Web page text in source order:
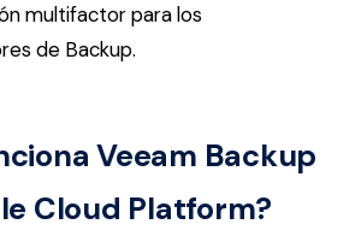
multifactor para los
de Backup.
Veeam Backup
Cloud Platform?